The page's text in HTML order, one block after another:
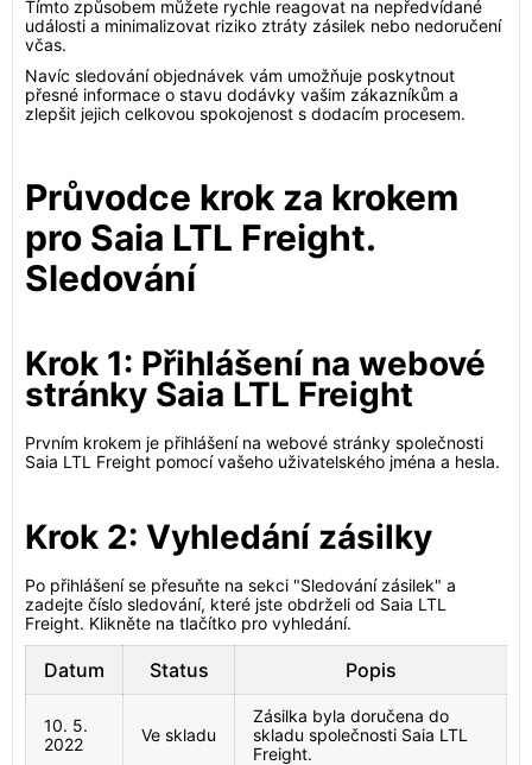
Tímto způsobem můžete rychle reagovat na nepředvídané
události a minimalizovat riziko ztráty zásilek nebo nedoručení
včas.
Navíc sledování objednávek vám umožňuje poskytnout
přesné informace o stavu dodávky vašim zákazníkům a
zlepšit jejich celkovou spokojenost s dodacím procesem.
Průvodce krok za krokem
pro Saia LTL Freight.
Sledování
Krok 1: Přihlášení na webové
stránky Saia LTL Freight
Prvním krokem je přihlášení na webové stránky společnosti
Saia LTL Freight pomocí vašeho uživatelského jména a hesla.
Krok 2: Vyhledání zásilky
Po přihlášení se přesuňte na sekci "Sledování zásilek" a
zadejte číslo sledování, které jste obdrželi od Saia LTL
Freight. Klikněte na tlačítko pro vyhledání.
Datum Status Popis
10. 5.
2022
Ve skladu
Zásilka byla doručena do
skladu společnosti Saia LTL
Freight.